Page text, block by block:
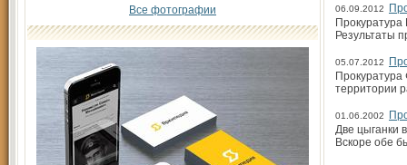
Все фотографии 06.09.2012
Прокуратура
Результаты
05.07.2012
территории
01.06.2002
Две цыганки
Вскоре обе